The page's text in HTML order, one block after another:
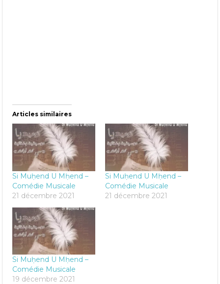
Articles similaires
Si Muḥend U Mḥend –
Comédie Musicale
21 décembre 2021
Si Muḥend U Mḥend –
Comédie Musicale
21 décembre 2021
Si Muḥend U Mḥend –
Comédie Musicale
19 décembre 2021